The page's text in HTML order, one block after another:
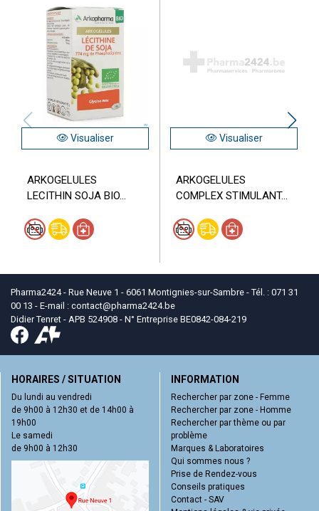
Visualiser
ARKOGELULES
LECITHIN SOJA BIO...
Visualiser
ARKOGELULES
COMPLEX STIMULANT...
Pharma2424 - Rue Neuve 1 - 6061 Montignies-sur-Sambre - Tél. : 071 31
00 13 - E-mail : contact@pharma2424.be
Didier Tenret - APB 524908 - N° Entreprise BE0842-084-219
HORAIRES / SITUATION
Du lundi au vendredi
de 9h00 à 12h30 et de 14h00 à
19h00
Le samedi
de 9h00 à 12h30
INFORMATION
Rechercher par zone - Femme
Rechercher par zone - Homme
Rechercher par thème ou par
problème
Marques & Laboratoires
Qui sommes nous ?
Prise de Rendez-vous
Conseils pratiques
Contact - SAV